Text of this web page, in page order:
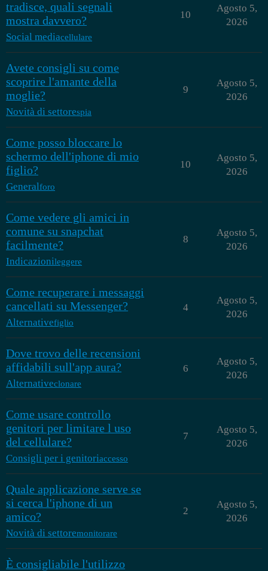
tradisce, quali segnali
mostra davvero?
Social mediacellulare
10
Agosto 5,
2026
Avete consigli su come
scoprire l'amante della
moglie?
Novità di settorespia
9
Agosto 5,
2026
Come posso bloccare lo
schermo dell'iphone di mio
figlio?
Generalforo
10
Agosto 5,
2026
Come vedere gli amici in
comune su snapchat
facilmente?
Indicazionileggere
8
Agosto 5,
2026
Come recuperare i messaggi
cancellati su Messenger?
Alternativefiglio
4
Agosto 5,
2026
Dove trovo delle recensioni
affidabili sull'app aura?
Alternativeclonare
6
Agosto 5,
2026
Come usare controllo
genitori per limitare l uso
del cellulare?
Consigli per i genitoriaccesso
7
Agosto 5,
2026
Quale applicazione serve se
si cerca l'iphone di un
amico?
Novità di settoremonitorare
2
Agosto 5,
2026
È consigliabile l'utilizzo